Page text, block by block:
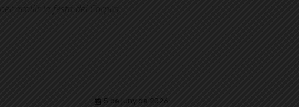
acollir la festa del Corpus
5 de juny de 2026